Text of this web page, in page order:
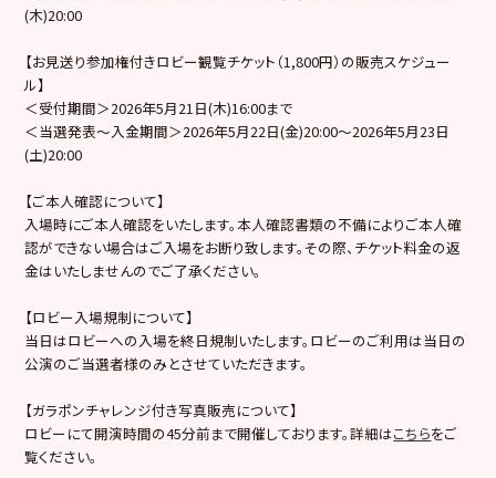
(木)20:00
【お見送り参加権付きロビー観覧チケット（1,800円）の販売スケジュー
ル】
＜受付期間＞2026年5月21日(木)16:00まで
＜当選発表～入金期間＞2026年5月22日(金)20:00～2026年5月23日
(土)20:00
【ご本人確認について】
入場時にご本人確認をいたします。本人確認書類の不備によりご本人確
認ができない場合はご入場をお断り致します。その際、チケット料金の返
金はいたしませんのでご了承ください。
【ロビー入場規制について】
当日はロビーへの入場を終日規制いたします。ロビーのご利用は当日の
公演のご当選者様のみとさせていただきます。
【ガラポンチャレンジ付き写真販売について】
ロビーにて開演時間の45分前まで開催しております。詳細はこちらをご
覧ください。